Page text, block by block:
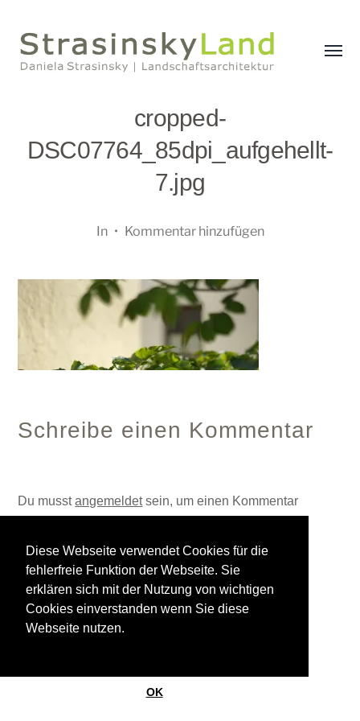
Diese Webseite verwendet Cookies für die
fehlerfreie Funktion der Webseite. Sie
erklären sich mit der Nutzung von wichtigen
Cookies einverstanden wenn Sie diese
Webseite nutzen.
OK
Menü
cropped-
DSC07764_85dpi_aufgehellt-
7.jpg
In • Kommentar hinzufügen
Schreibe einen Kommentar
Du musstangemeldetsein, um einen Kommentar
Ein Theme vonAnders Norén